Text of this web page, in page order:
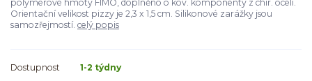
polymerové hmoty FIMO, doplněno o kov. komponenty z chir. oceli.
Orientační velikost pizzy je 2,3 x 1,5 cm. Silikonové zarážky jsou
samozřejmostí. celý popis
Dostupnost 1-2 týdny